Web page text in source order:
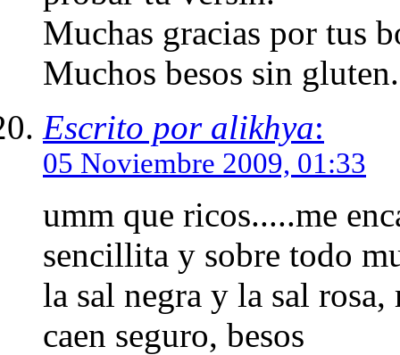
Muchas gracias por tus
Muchos besos sin gluten.
Escrito por alikhya:
05 Noviembre 2009, 01:33
umm que ricos.....me
sencillita y sobre todo
la sal negra y la sal
caen seguro, besos